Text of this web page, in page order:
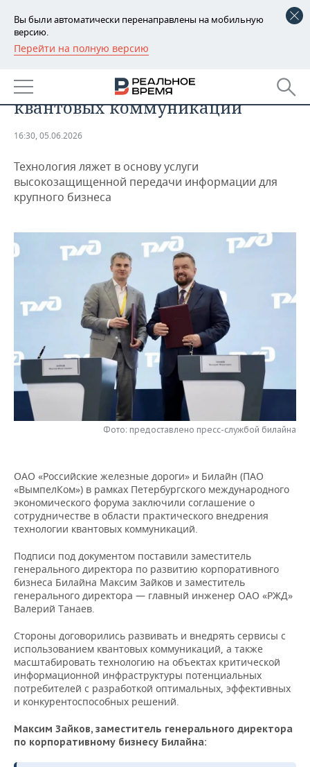
Вы были автоматически перенаправлены на мобильную
версию.
Перейти на полную версию
РЕГИОНЫ
БАШКОРТОСТАН
ТАТАРСТАН
НОВОСТИ
АНАЛИТИКА
ДЕКЛАРАЦИИ О ДОХОДАХ
ВУЗЫ ТАТАРСТАНА
КОМУ ПРИНАДЛЕЖАТ
ТОРГОВЫЕ ЦЕНТРЫ
ТАТАРСТАНА
НОВОСТИ ЭКОНОМИКИ
БАНКИ
ИНВЕСТИЦИИ
ПРОМЫШЛЕННОСТЬ
АГРОПРОМ
МАШИНОСТРОЕНИЕ
НЕФТЕХИМИЯ
НЕФТЬ
ОПК
ЭНЕРГЕТИКА
НОВОСТИ НЕДВИЖИМОСТИ
АВТО
НОВОСТИ БИЗНЕСА
РОЗНИЧНАЯ ТОРГОВЛЯ
ТРАНСПОРТ
УСЛУГИ
ТЕХНОЛОГИИ
НОВОСТИ ТЕХНОЛОГИЙ
IT
МЕДИА
ТЕЛЕКОММУНИКАЦИИ
МЕРОПРИЯТИЯ
НОВОСТИ МЕРОПРИЯТИЙ
ВЫЕЗДНАЯ РЕДАКЦИЯ
БИЗНЕС-БРАНЧИ
ОТКРЫТАЯ ЛЕКЦИЯ
СПОРТ
НОВОСТИ СПОРТА
БАСКЕТБОЛ
ВОЛЕЙБОЛ
КИБЕРСПОРТ
ФИГУРНОЕ КАТАНИЕ
ХОККЕЙ С МЯЧОМ
ОБЩЕСТВО
НОВОСТИ ОБЩЕСТВА
ИНФРАСТРУКТУРА
ИСТОРИЯ
КУЛЬТУРА
МЕДИЦИНА
ПРОИСШЕСТВИЯ
СПРАВОЧНИК
СПИСОК ПЕРСОН
СПИСОК КОМПАНИЙ
ПОЛНАЯ ВЕРСИЯ
внедрять сервисы технологии
квантовых коммуникаций
16:30, 05.06.2026
Технология ляжет в основу услуги
высокозащищенной передачи информации для
крупного бизнеса
Фото: предоставлено пресс-службой билайна
ОАО «Российские железные дороги» и Билайн (ПАО
«ВымпелКом») в рамках Петербургского международного
экономического форума заключили соглашение о
сотрудничестве в области практического внедрения
технологии квантовых коммуникаций.
Подписи под документом поставили заместитель
генерального директора по развитию корпоративного
бизнеса Билайна Максим Зайков и заместитель
генерального директора — главный инженер ОАО «РЖД»
Валерий Танаев.
Стороны договорились развивать и внедрять сервисы с
использованием квантовых коммуникаций, а также
масштабировать технологию на объектах критической
информационной инфраструктуры потенциальных
потребителей с разработкой оптимальных, эффективных
и конкурентоспособных решений.
Максим Зайков, заместитель генерального директора
по корпоративному бизнесу Билайна: